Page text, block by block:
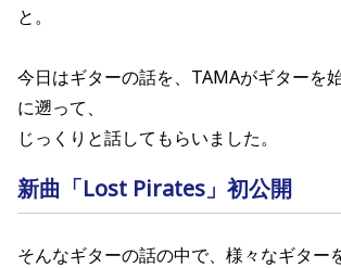
と。
今日はギターの話を、TAMAがギターを
に遡って、
じっくりと話してもらいました。
新曲「Lost Pirates」初公開
そんなギターの話の中で、様々なギター